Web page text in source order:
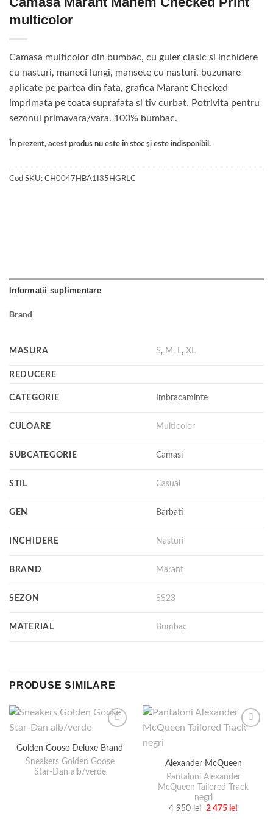
multicolor
Camasa multicolor din bumbac, cu guler clasic si inchidere
cu nasturi, maneci lungi, mansete cu nasturi, buzunare
aplicate pe partea din fata, grafica Marant Checked
imprimata pe toata suprafata si tiv curbat. Potrivita pentru
sezonul primavara/vara. 100% bumbac.
În prezent, acest produs nu este în stoc și este indisponibil.
Cod SKU: CH0047HBA1I35HGRLC
Informații suplimentare
Brand
MASURA S, M , L,XL
REDUCERE
CATEGORIE Imbracaminte
CULOARE Multicolor
SUBCATEGORIE Camasi
STIL Casual
GEN Barbati
INCHIDERE Nasturi
BRAND Marant
SEZON SS23
MATERIAL Bumbac
PRODUSE SIMILARE
Golden Goose Deluxe Brand
Sneakers Golden Goose
Star-Dan alb/verde
Alexander McQueen
Pantaloni Alexander
McQueen Tailored Track
negri
4 950lei Prețul
2 475 lei